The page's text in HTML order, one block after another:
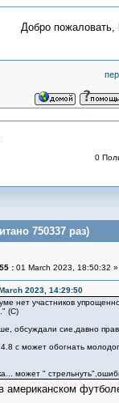
Добро пожаловать,
0
750337 раз)
:01 March 2023, 18:50:32 »
2023, 14:29:50
нет участников
(С)
обсуждали сие,давно
с может обогнать
может "
американском